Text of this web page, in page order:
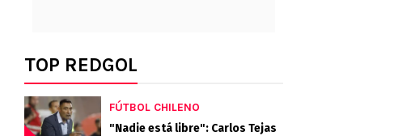
TOP REDGOL
FÚTBOL CHILENO
"Nadie está libre": Carlos Tejas